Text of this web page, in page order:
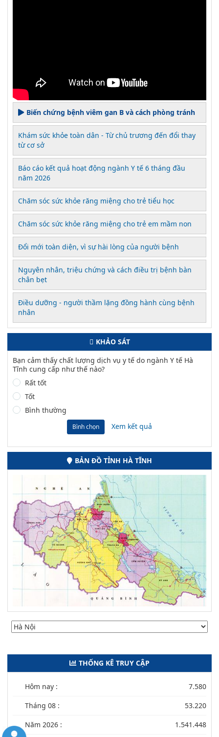
Biến chứng bệnh viêm gan B và cách phòng tránh
Khám sức khỏe toàn dân - Từ chủ trương đến đổi thay
từ cơ sở
Báo cáo kết quả hoạt động ngành Y tế 6 tháng đầu
năm 2026
Chăm sóc sức khỏe răng miệng cho trẻ tiểu học
Chăm sóc sức khỏe răng miệng cho trẻ em mầm non
Đổi mới toàn diện, vì sự hài lòng của người bệnh
Nguyên nhân, triệu chứng và cách điều trị bệnh bàn
chân bẹt
Điều dưỡng - người thầm lặng đồng hành cùng bệnh
nhân
KHẢO SÁT
Bạn cảm thấy chất lượng dịch vụ y tế do ngành Y tế Hà
Tĩnh cung cấp như thế nào?
Rất tốt
Tốt
Bình thường
Bình chọn Xem kết quả
BẢN ĐỒ TỈNH HÀ TĨNH
THỐNG KÊ TRUY CẬP
Hôm nay : 7.580
Tháng 08 : 53.220
Năm 2026 : 1.541.448